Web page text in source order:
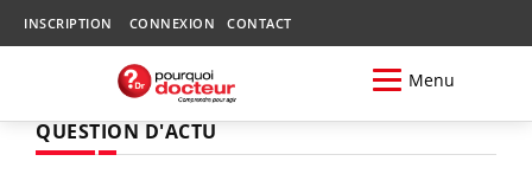
INSCRIPTION CONNEXION CONTACT
Menu
QUESTION D'ACTU